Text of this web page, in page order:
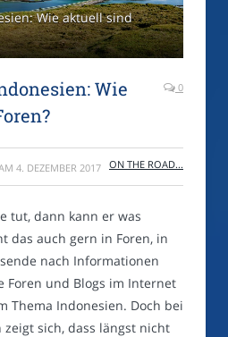
Wie aktuell sind
Wie
0
4. DEZEMBER 2017 ON THE ROAD...
tut, dann kann er was
das auch gern in Foren, in
nach Informationen
Foren und Blogs im Internet
Thema Indonesien. Doch bei
sich, dass längst nicht